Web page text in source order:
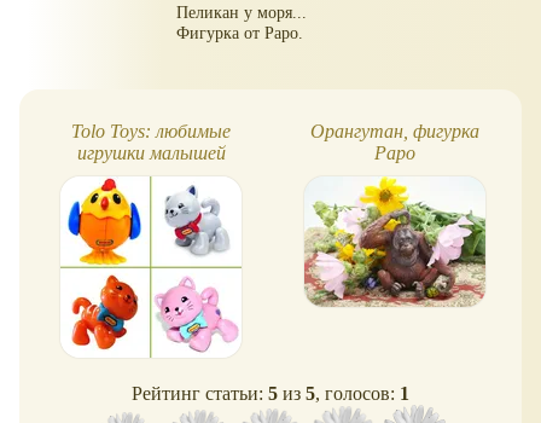
Пеликан у моря...
Фигурка от Papo.
Tolo Toys: любимые
игрушки малышей
Орангутан, фигурка
Papo
Рейтинг статьи: 5 из 5, голосов: 1